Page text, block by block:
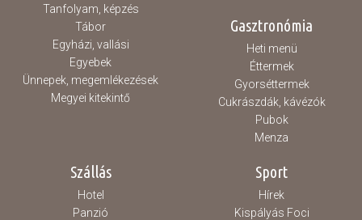
Tanfolyam, képzés
Tábor
Egyházi, vallási
Egyebek
Ünnepek, megemlékezések
Megyei kitekintő
Gasztronómia
Heti menü
Éttermek
Gyorséttermek
Cukrászdák, kávézók
Pubok
Menza
Szállás
Hotel
Panzió
Sport
Hírek
Kispályás Foci